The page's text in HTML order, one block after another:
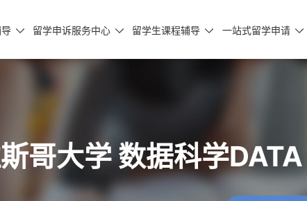
 留学申诉服务中心  留学生课程辅导  一站式留学申请 
哥大学 数据科学